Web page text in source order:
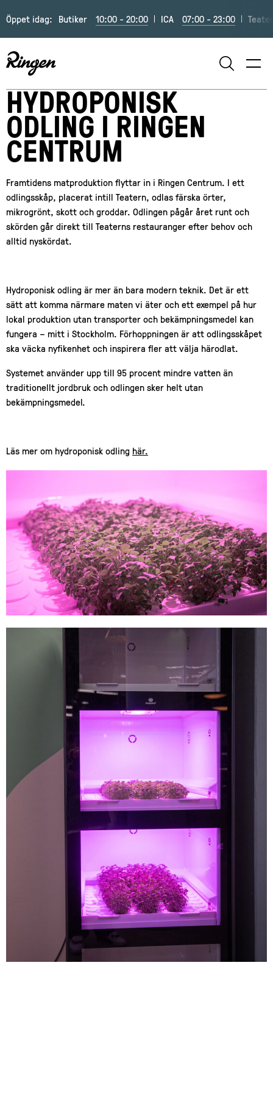
Öppet idag: Butiker 10:00 - 20:00 ICA 07:00 - 23:00
SÖK
HYDROPONISK
ODLING I RINGEN
CENTRUM
Framtidens matproduktion flyttar in i Ringen Centrum. I ett
odlingsskåp, placerat intill Teatern, odlas färska örter,
mikrogrönt, skott och groddar. Odlingen pågår året runt och
skörden går direkt till Teaterns restauranger efter behov och
alltid nyskördat.
Hydroponisk odling är mer än bara modern teknik. Det är ett
sätt att komma närmare maten vi äter och ett exempel på hur
lokal produktion utan transporter och bekämpningsmedel kan
fungera – mitt i Stockholm. Förhoppningen är att odlingsskåpet
ska väcka nyfikenhet och inspirera fler att välja härodlat.
Systemet använder upp till 95 procent mindre vatten än
traditionellt jordbruk och odlingen sker helt utan
bekämpningsmedel.
Läs mer om hydroponisk odling här.